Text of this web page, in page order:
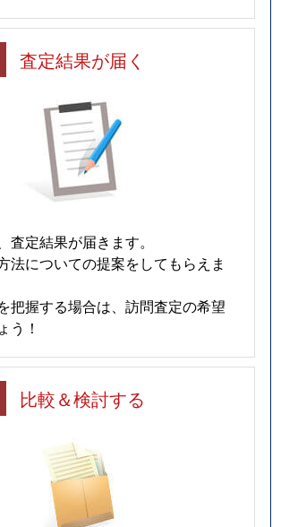
査定結果が届く
査定結果が届きます。
法についての提案をしてもらえま
把握する場合は、訪問査定の希望
う！
比較＆検討する